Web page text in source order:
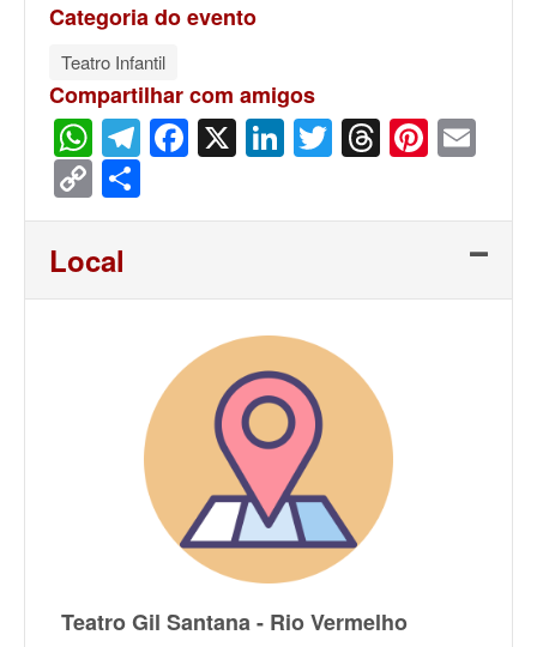
Categoria do evento
Teatro Infantil
Compartilhar com amigos
WhatsApp
Telegram
Facebook
X LinkedIn
Twitter
Threads
Copy
Link
Local
Teatro Gil Santana - Rio Vermelho